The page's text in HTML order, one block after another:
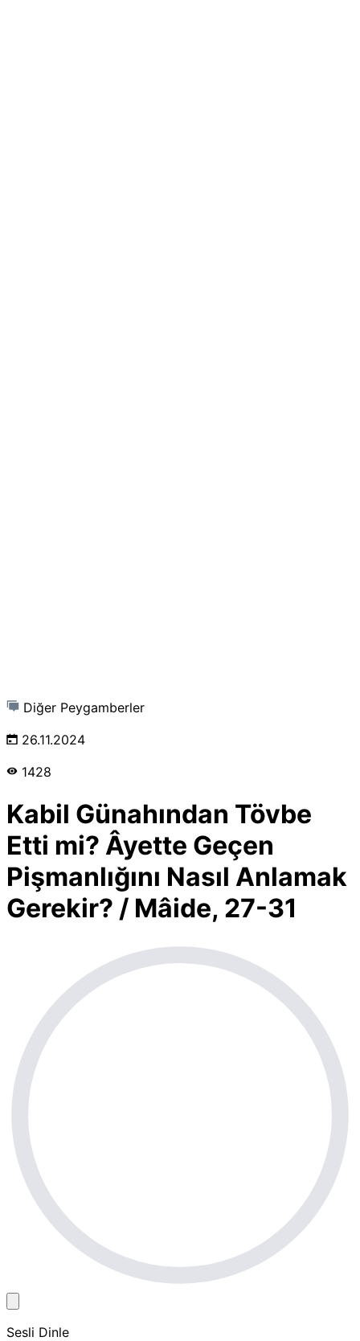
Diğer Peygamberler
26.11.2024
1428
Kabil Günahından Tövbe
Etti mi? Âyette Geçen
Pişmanlığını Nasıl Anlamak
Gerekir? / Mâide, 27-31
Sesli Dinle